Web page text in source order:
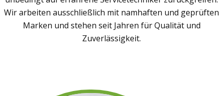
Wir arbeiten ausschließlich mit namhaften und geprüften
Marken und stehen seit Jahren für Qualität und
Zuverlässigkeit.